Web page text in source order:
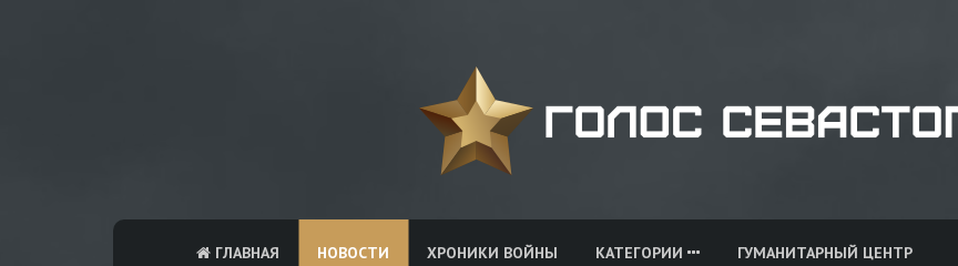
ГЛАВНАЯ НОВОСТИ ХРОНИКИ ВОЙНЫ КАТЕГОРИИ ГУМАНИТАРНЫЙ ЦЕНТР